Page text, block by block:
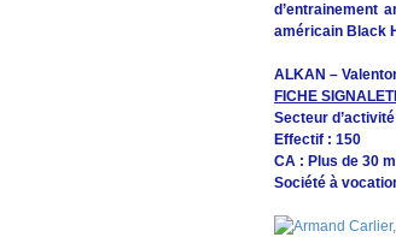
d’entrainement
américain Black
ALKAN –
FICHE
Secteur
Effectif : 150
CA : Plus de 30
Société à